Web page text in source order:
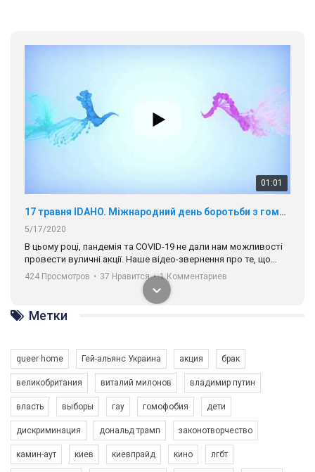
01:01
17 травня IDAHO. Міжнародний день боротьби з гомофобією трансфобією і біфобія.
5/17/2020
В цьому році, пандемія та COVІD-19 не дали нам можливості
провести вуличні акції. Наше відео-звернення про те, що
навіть коли ми у різних містах та не можемо зустрінеться, ми
разом. Ми закликаємо всіх хто поділяє цінності рівності та
солідарності, приєднатися до нас. Регіональні підрозділи
ГАУ є в 16 областях України.
Разом наш голос лунає гучніше!
424 Просмотров • 37 Нравится • 1 Комментариев
Метки
queer home Гей-альянс Украина акция брак
великобритания виталий милонов владимир путин
власть выборы гау гомофобия дети
дискриминация дональд трамп законотворчество
камин-аут киев киевпрайд кино лгбт